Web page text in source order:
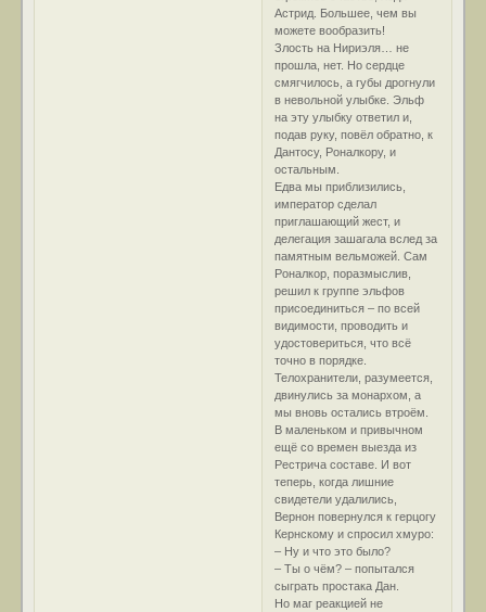
Астрид. Большее, чем вы
можете вообразить!
Злость на Нириэля… не
прошла, нет. Но сердце
смягчилось, а губы дрогнули
в невольной улыбке. Эльф
на эту улыбку ответил и,
подав руку, повёл обратно, к
Дантосу, Роналкору, и
остальным.
Едва мы приблизились,
император сделал
приглашающий жест, и
делегация зашагала вслед за
памятным вельможей. Сам
Роналкор, поразмыслив,
решил к группе эльфов
присоединиться – по всей
видимости, проводить и
удостовериться, что всё
точно в порядке.
Телохранители, разумеется,
двинулись за монархом, а
мы вновь остались втроём.
В маленьком и привычном
ещё со времен выезда из
Рестрича составе. И вот
теперь, когда лишние
свидетели удалились,
Вернон повернулся к герцогу
Кернскому и спросил хмуро:
– Ну и что это было?
– Ты о чём? – попытался
сыграть простака Дан.
Но маг реакцией не